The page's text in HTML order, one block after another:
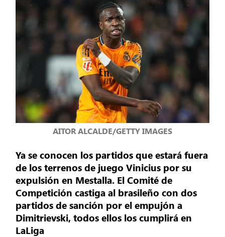
AITOR ALCALDE/GETTY IMAGES
Ya se conocen los partidos que estará fuera
de los terrenos de juego Vinicius por su
expulsión en Mestalla. El Comité de
Competición castiga al brasileño con dos
partidos de sanción por el empujón a
Dimitrievski, todos ellos los cumplirá en
LaLiga